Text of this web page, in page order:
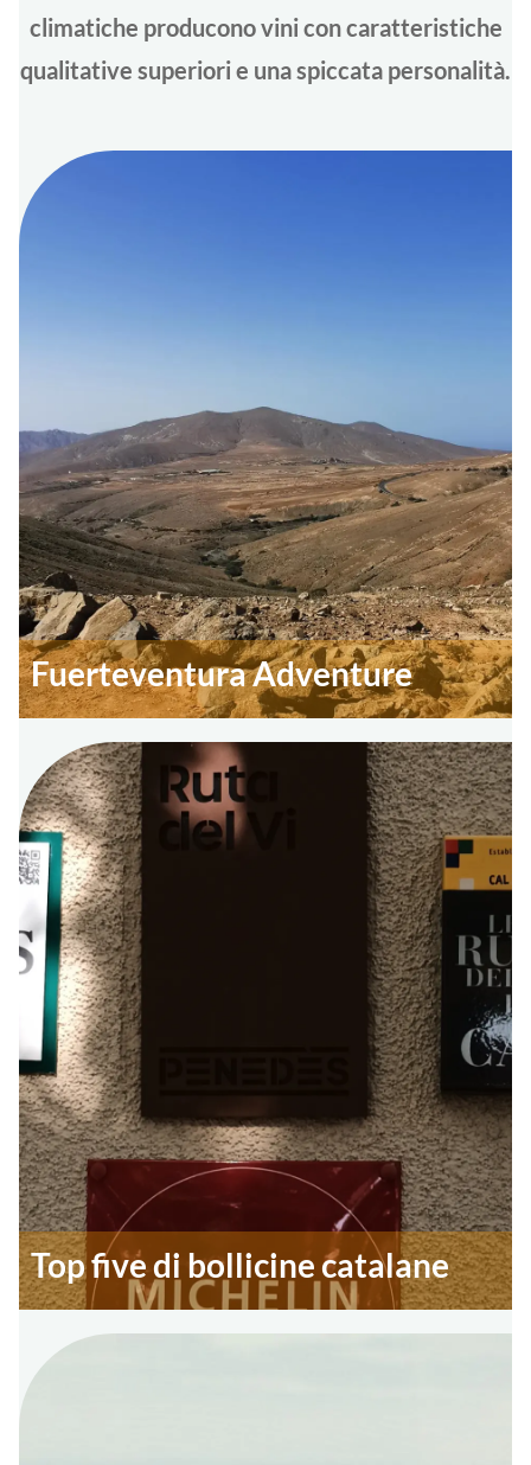
climatiche producono vini con caratteristiche
qualitative superiori e una spiccata personalità.
Fuerteventura Adventure
Top five di bollicine catalane